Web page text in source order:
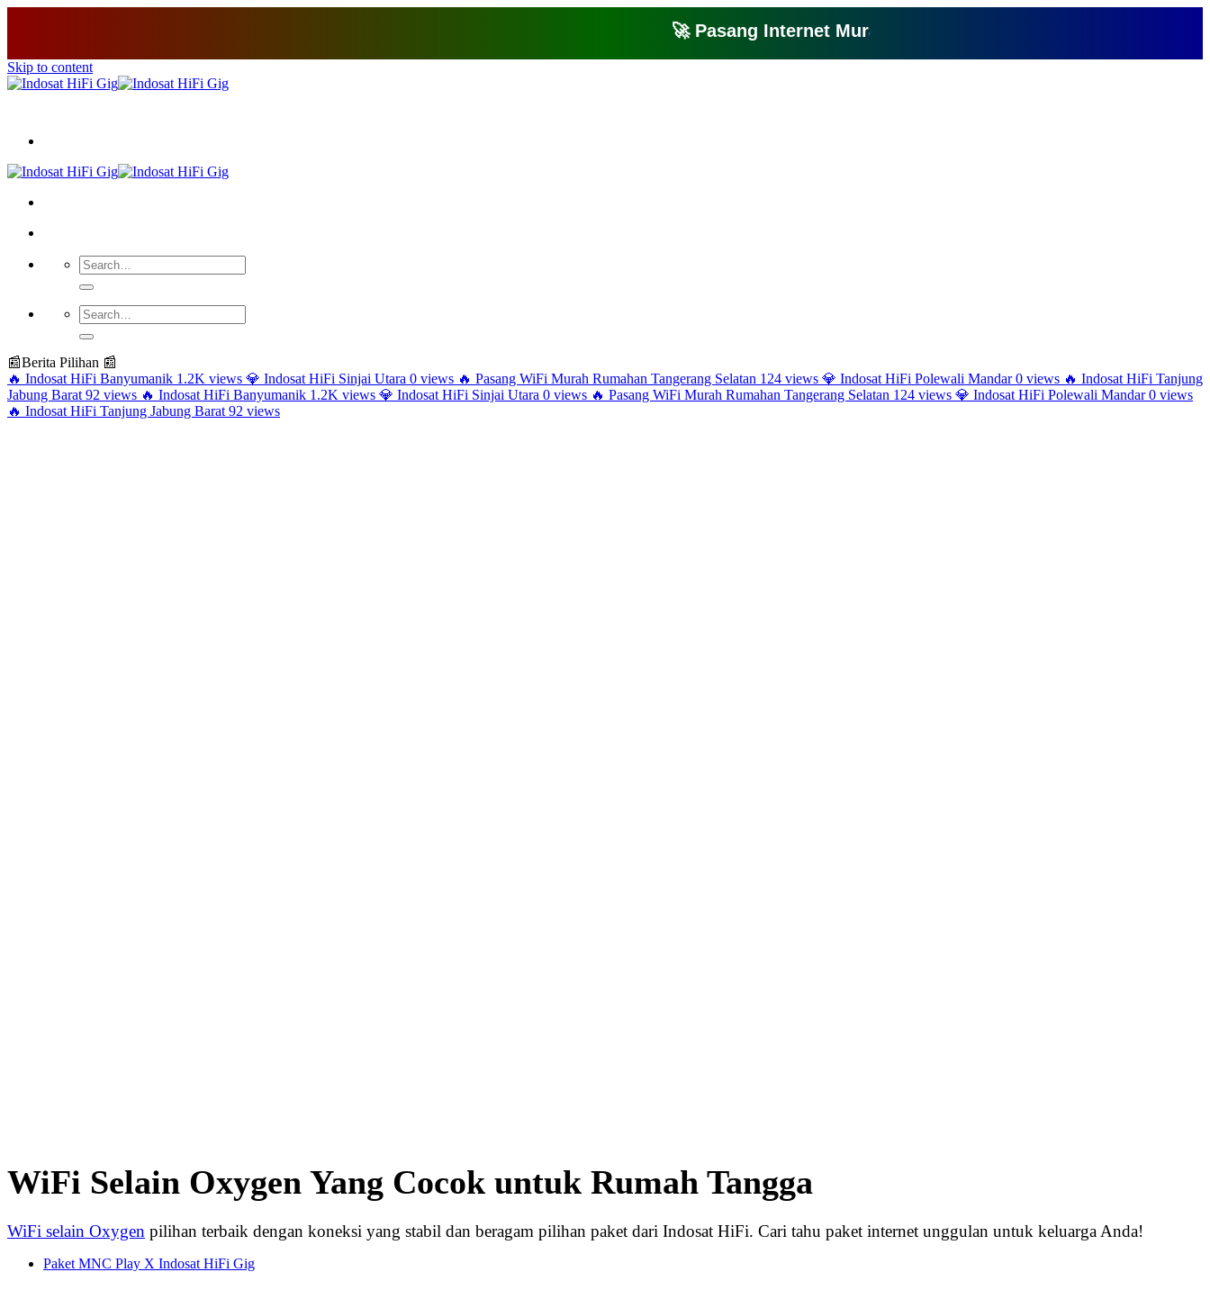
🚀 Pasang Internet Murah Cuma 150 Ribu Perbulan Klik Disini
Skip to content
📰Berita Pilihan 📰
🔥 Indosat HiFi Banyumanik 1.2K views 💎 Indosat HiFi Sinjai Utara 0 views 🔥 Pasang WiFi Murah Rumahan Tangerang Selatan 124 views 💎 Indosat HiFi Polewali Mandar 0 views 🔥 Indosat HiFi Tanjung
Jabung Barat 92 views 🔥 Indosat HiFi Banyumanik 1.2K views 💎 Indosat HiFi Sinjai Utara 0 views 🔥 Pasang WiFi Murah Rumahan Tangerang Selatan 124 views 💎 Indosat HiFi Polewali Mandar 0 views
🔥 Indosat HiFi Tanjung Jabung Barat 92 views
WiFi Selain Oxygen Yang Cocok untuk Rumah Tangga
WiFi selain Oxygen pilihan terbaik dengan koneksi yang stabil dan beragam pilihan paket dari Indosat HiFi. Cari tahu paket internet unggulan untuk keluarga Anda!
Paket MNC Play X Indosat HiFi Gig